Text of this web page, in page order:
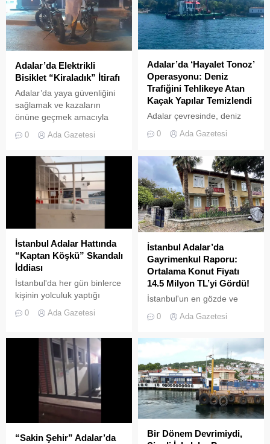
Adalar’da Elektrikli
Bisiklet “Kiraladık” İtirafı
Adalar’da yaya güvenliğini
sağlamak ve kazaların
önüne geçmek amacıyla
getirilen “elektrikli bisiklet
kiralama yasağı” adeta hiçe
yansıyan son görüntüler,
yasağın delindiğini ve
denetimlerin yetersiz
kaldığını bir kez daha gözler
önüne serdi. Adalar’da
UKOME (Ulaşım
Koordinasyon Merkezi)
kararları doğrultusunda
ticari amaçlı elektrikli bisiklet
ve scooter kiralama
faaliyetleri yasaklanmış
durumda....
0 Ada Gazetesi
Adalar’da ‘Hayalet Tonoz’
Operasyonu: Deniz
Trafiğini Tehlikeye Atan
Kaçak Yapılar Temizlendi
Adalar çevresinde, deniz
çevre kirliliğine neden olan
geniş çaplı bir temizlik ve
denetim operasyonu
gerçekleştirildi.
0 Ada Gazetesi
İstanbul Adalar Hattında
“Kaptan Köşkü” Skandalı
İddiası
İstanbul'da her gün binlerce
kişinin yolculuk yaptığı
görüntüler "bu kadarına da
0 Ada Gazetesi
İstanbul Adalar’da
Gayrimenkul Raporu:
Ortalama Konut Fiyatı
14.5 Milyon TL’yi Gördü!
İstanbul'un en gözde ve
olan Adalar ilçesinde,
hareketlilik dikkat çekiyor.
0 Ada Gazetesi
“Sakin Şehir” Adalar’da
Bir Dönem Devrimiydi,